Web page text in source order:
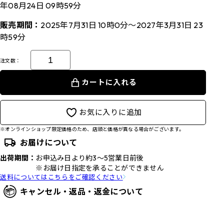
年08月24日 09時59分
販売期間： 2025年7月31日 10時0分～2027年3月31日 23
時59分
注文数：
カートに入れる
お気に入りに追加
※オンラインショップ限定価格のため、店頭と価格が異なる場合がございます。
お届けについて
出荷期間： お申込み日より約3～5営業日前後
※お届け日指定を承ることができません
送料についてはこちらをご確認ください
キャンセル・返品・返金について